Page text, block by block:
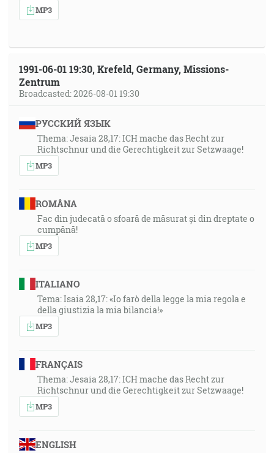
MP3
1991-06-01 19:30, Krefeld, Germany, Missions-
Zentrum
Broadcasted: 2026-08-01 19:30
РУССКИЙ ЯЗЫК
Thema: Jesaia 28,17: ICH mache das Recht zur
Richtschnur und die Gerechtigkeit zur Setzwaage!
MP3
ROMÂNA
Fac din judecată o sfoară de măsurat și din dreptate o
cumpănă!
MP3
ITALIANO
Tema: Isaia 28,17: «Io farò della legge la mia regola e
della giustizia la mia bilancia!»
MP3
FRANÇAIS
Thema: Jesaia 28,17: ICH mache das Recht zur
Richtschnur und die Gerechtigkeit zur Setzwaage!
MP3
ENGLISH